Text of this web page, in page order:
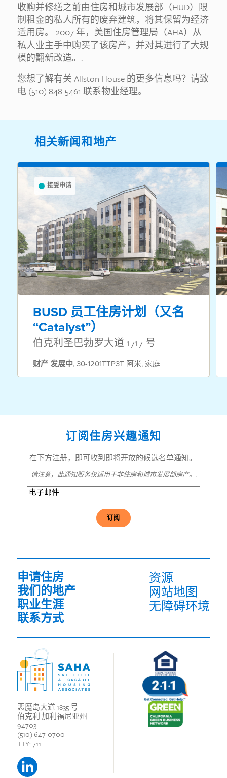
收购并修缮之前由住房和城市发展部（HUD）限
制租金的私人所有的废弃建筑，将其保留为经济
适用房。 2007 年，美国住房管理局（AHA）从
私人业主手中购买了该房产，并对其进行了大规
模的翻新改造。.
您想了解有关 Allston House 的更多信息吗？请致
电 (510) 848-5461 联系物业经理。.
相关新闻和地产
接受申请
BUSD 员工住房计划（又名
“Catalyst”）
伯克利圣巴勃罗大道 1717 号
财产发展中,30-1201TTP3T 阿米, 家庭
恶魔岛大道 1835 号
伯克利 加利福尼亚州
94703
(510) 647-0700
TTY: 711
订阅住房兴趣通知
在下方注册，即可收到即将开放的候选名单通知。.
请注意，此通知服务仅适用于非住房和城市发展部房产。.
电
子
申请住房
我们的地产
职业生涯
联系方式
资源
网站地图
无障碍环境